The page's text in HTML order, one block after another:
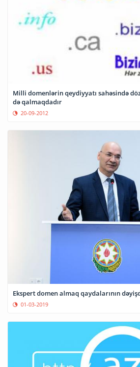
Milli domenlərin qeydiyyatı sahəsində
də qalmaqdadır
20-09-2012
Ekspert domen almaq qaydalarının
01-03-2019